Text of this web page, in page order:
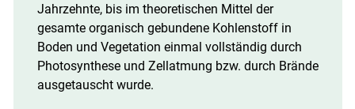
Jahrzehnte, bis im theoretischen Mittel der
gesamte organisch gebundene Kohlenstoff in
Boden und Vegetation einmal vollständig durch
Photosynthese und Zellatmung bzw. durch Brände
ausgetauscht wurde.